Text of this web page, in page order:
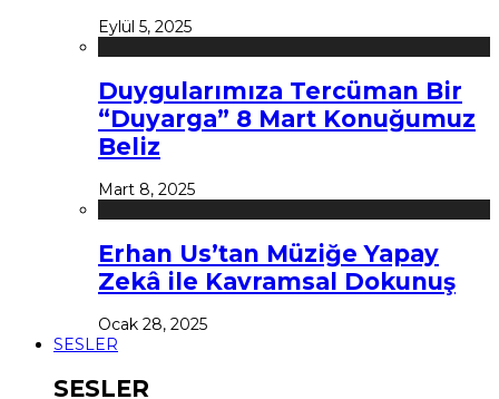
Eylül 5, 2025
Duygularımıza Tercüman Bir
“Duyarga” 8 Mart Konuğumuz
Beliz
Mart 8, 2025
Erhan Us’tan Müziğe Yapay
Zekâ ile Kavramsal Dokunuş
Ocak 28, 2025
SESLER
SESLER